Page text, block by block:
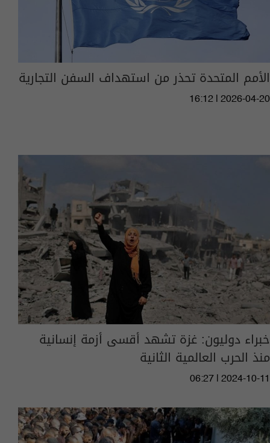
الأمم المتحدة تحذر من استهداف السفن التجارية
16:12 | 2026-04-20
خبراء دوليون: غزة تشهد أقسى أزمة إنسانية
منذ الحرب العالمية الثانية
06:27 | 2024-10-11